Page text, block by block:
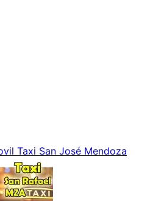
Taxi San José Mendoza